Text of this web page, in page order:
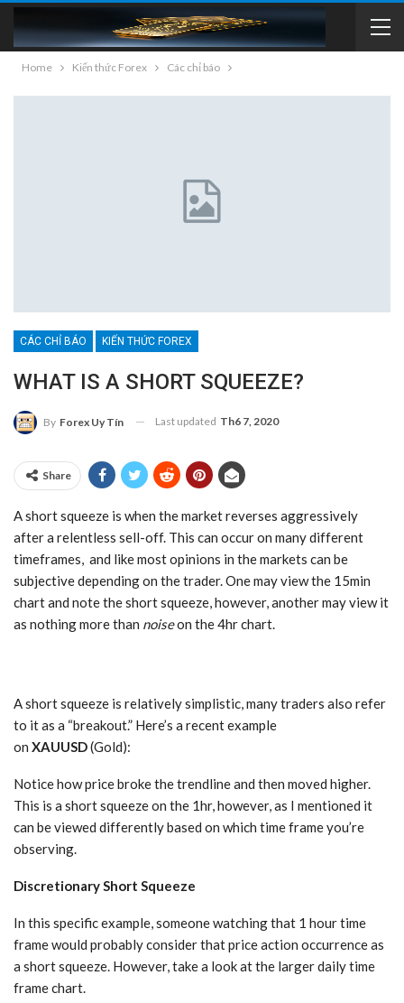
Home Kiến thức Forex Các chỉ báo
CÁC CHỈ BÁO KIẾN THỨC FOREX
WHAT IS A SHORT SQUEEZE?
By Forex Uy Tín Last updated Th6 7, 2020
Share
A short squeeze is when the market reverses aggressively
after a relentless sell-off. This can occur on many different
timeframes, and like most opinions in the markets can be
subjective depending on the trader. One may view the 15min
chart and note the short squeeze, however, another may view it
as nothing more than noiseon the 4hr chart.
A short squeeze is relatively simplistic, many traders also refer
to it as a “breakout.” Here’s a recent example
on XAUUSD(Gold):
Notice how price broke the trendline and then moved higher.
This is a short squeeze on the 1hr, however, as I mentioned it
can be viewed differently based on which time frame you’re
observing.
Discretionary Short Squeeze
In this specific example, someone watching that 1 hour time
frame would probably consider that price action occurrence as
a short squeeze. However, take a look at the larger daily time
frame chart.